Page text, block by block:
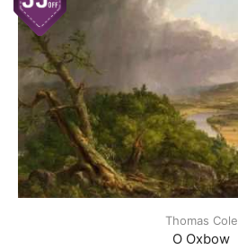
Thomas Cole
O Oxbow